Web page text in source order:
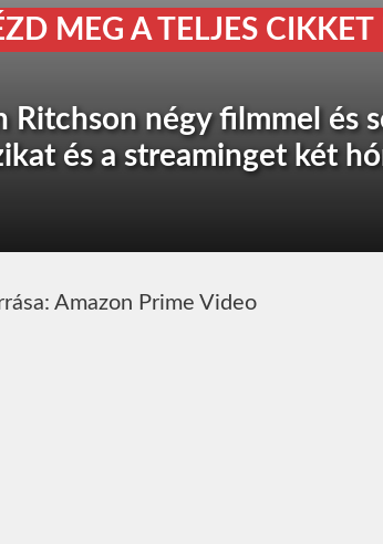
MEG A TELJES CIKKET
Ritchson négy filmmel és
és a streaminget két
Amazon Prime Video